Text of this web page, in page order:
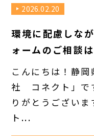
2026.02.20
環境に配慮しな
ォームのご相談
こんにちは！静
社 コネクト」で
りがとうござい
ト...